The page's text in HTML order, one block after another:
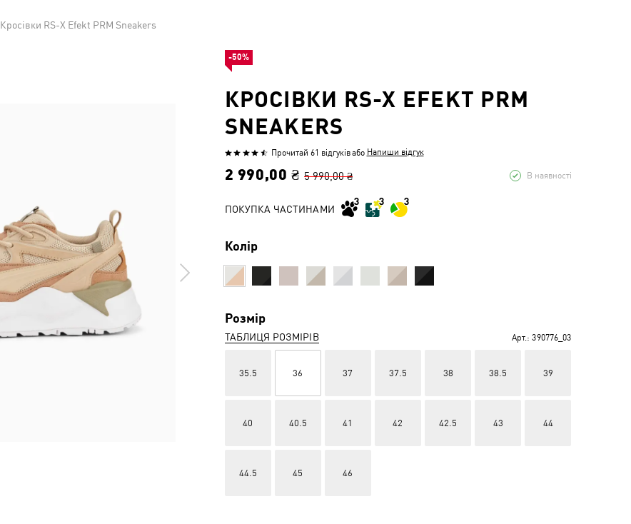
Кросівки RS-X Efekt PRM Sneakers
КРОСІВКИ RS-X EFEKT PRM
SNEAKERS
Оцінено
з
Прочитай 61 відгуківабо Напиши відгук
2 990,00 ₴ 5 990,00 ₴ В наявності
ПОКУПКА ЧАСТИНАМИ
Колір
Розмір
ТАБЛИЦЯ РОЗМІРІВ Арт.: 390776_03
35.5 36 37 37.5 38 38.5 39
40 40.5 41 42 42.5 43 44
44.5 45 46
-50%